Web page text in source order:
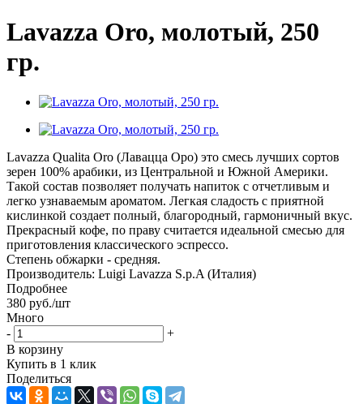
Lavazza Oro, молотый, 250
гр.
Lavazza Qualita Oro (Лавацца Оро) это смесь лучших сортов
зерен 100% арабики, из Центральной и Южной Америки.
Такой состав позволяет получать напиток с отчетливым и
легко узнаваемым ароматом. Легкая сладость с приятной
кислинкой создает полный, благородный, гармоничный вкус.
Прекрасный кофе, по праву считается идеальной смесью для
приготовления классического эспрессо.
Степень обжарки - средняя.
Производитель: Luigi Lavazza S.p.A (Италия)
Подробнее
380 руб./шт
Много
-
+
В корзину
Купить в 1 клик
Поделиться